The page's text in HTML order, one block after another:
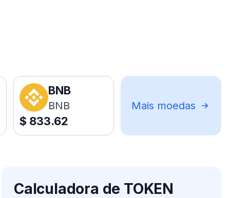
BNB
BNB
$ 833.62
Mais moedas
Calculadora de TOKEN